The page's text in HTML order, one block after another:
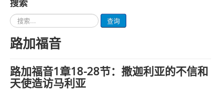
搜索
请
输
入
要
的
内
容
查询
路加福音
路加福音1章18-28节：撒迦利亚的不信和
天使造访马利亚